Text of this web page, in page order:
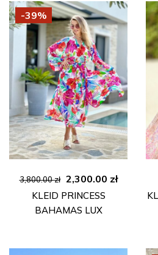
-39%
3,800.00zł Ursprünglicher
Preis
war:
2,300.00 złAktueller
KLEID PRINCESS
BAHAMAS LUX